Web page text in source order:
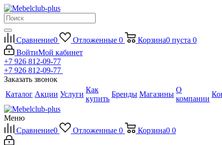
Сравнение0 Отложенные 0 Корзина0 пуста 0
ВойтиМой кабинет
+7 926 812-09-77
+7 926 812-09-77
Заказать звонок
Каталог Акции Услуги
Как
купить
Бренды Магазины
О
компании
Меню
Сравнение0 Отложенные 0 Корзина0 0